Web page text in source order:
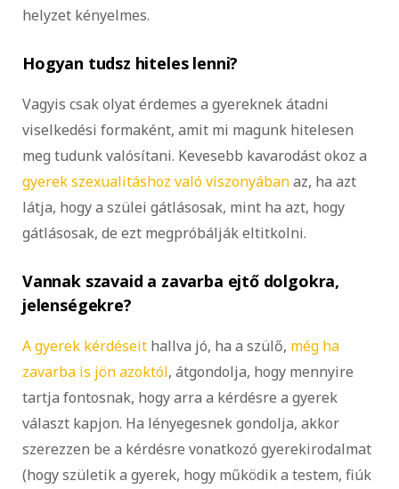
helyzet kényelmes.
Hogyan tudsz hiteles lenni?
Vagyis csak olyat érdemes a gyereknek átadni
viselkedési formaként, amit mi magunk hitelesen
meg tudunk valósítani. Kevesebb kavarodást okoz a
gyerek szexualitáshoz való viszonyábanaz, ha azt
látja, hogy a szülei gátlásosak, mint ha azt, hogy
gátlásosak, de ezt megpróbálják eltitkolni.
Vannak szavaid a zavarba ejtő dolgokra,
jelenségekre?
A gyerek kérdéseit hallva jó, ha a szülő, még ha
zavarba is jön azoktól, átgondolja, hogy mennyire
tartja fontosnak, hogy arra a kérdésre a gyerek
választ kapjon. Ha lényegesnek gondolja, akkor
szerezzen be a kérdésre vonatkozó gyerekirodalmat
(hogy születik a gyerek, hogy működik a testem, fiúk